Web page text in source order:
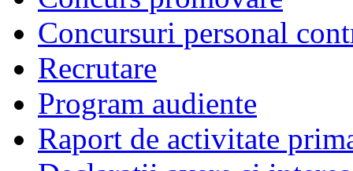
Concursuri personal
Recrutare
Program audiente
Raport de activitate